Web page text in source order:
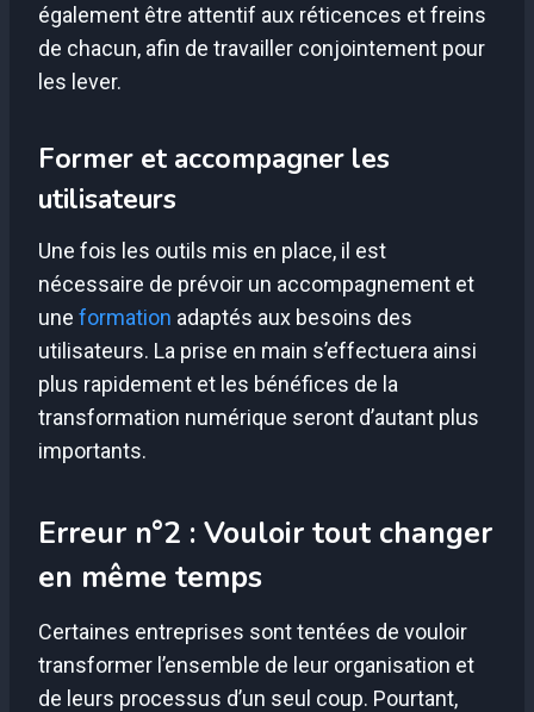
également être attentif aux réticences et freins
de chacun, afin de travailler conjointement pour
les lever.
Former et accompagner les
utilisateurs
Une fois les outils mis en place, il est
nécessaire de prévoir un accompagnement et
une formation adaptés aux besoins des
utilisateurs. La prise en main s’effectuera ainsi
plus rapidement et les bénéfices de la
transformation numérique seront d’autant plus
importants.
Erreur n°2 : Vouloir tout changer
en même temps
Certaines entreprises sont tentées de vouloir
transformer l’ensemble de leur organisation et
de leurs processus d’un seul coup. Pourtant,